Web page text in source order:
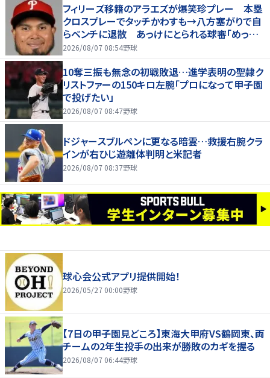
フィリーズ移籍のアラエズが爆笑珍プレー 本塁
クロスプレーでタッチかわすも→八方塞がりで自
らベンチに退散 あっけにとられる球審「めっちゃ
笑った」
2026/08/07 08:54野球
10奪三振も無念の初戦敗退…進学表明の聖隷ク
リストファーの150キロ左腕「プロになって甲子園
で投げたい」
2026/08/07 08:47野球
ドジャースブルペンに更なる暗雲…救援右腕クラ
インが右ひじ遊離体判明と米記者
2026/08/07 08:37野球
球心会公式アプリ提供開始！
2026/05/27 00:00野球
【7日の甲子園見どころ】東海大甲府VS鶴岡東、両
チームの2年生投手の出来が勝敗のカギを握る
2026/08/07 06:44野球